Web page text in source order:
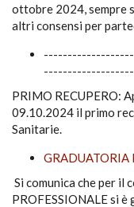
ottobre 2024, sempre
altri consensi per
PRIMO RECUPERO:
09.10.2024 il primo
Sanitarie.
GRADUATORIA
Si comunica che per il
PROFESSIONALE si